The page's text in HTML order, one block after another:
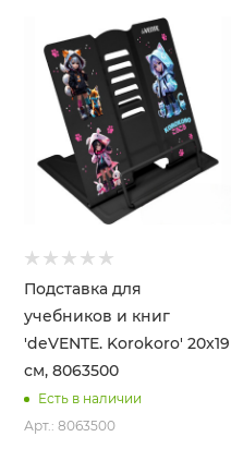
Подставка для
учебников и книг
'deVENTE. Korokoro' 20x19
см, 8063500
Есть в наличии
Арт.: 8063500